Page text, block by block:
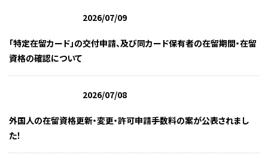
2026/07/09
「特定在留カード」の交付申請、及び同カード保有者の在留期間・在留
資格の確認について
2026/07/08
外国人の在留資格更新・変更・許可申請手数料の案が公表されまし
た！